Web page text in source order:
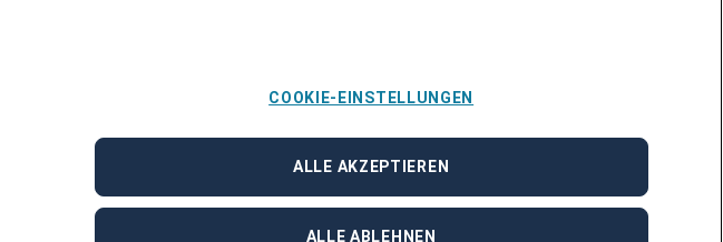
COOKIE-EINSTELLUNGEN
ALLE ABLEHNEN
ALLE AKZEPTIEREN